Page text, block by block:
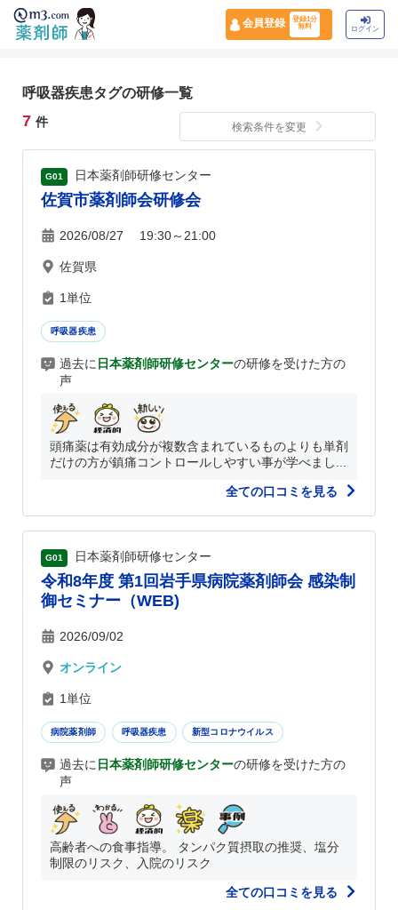
会員登録
登録1分
無料
ログイン
呼吸器疾患タグの研修一覧
7 件 検索条件を変更
G01 日本薬剤師研修センター
佐賀市薬剤師会研修会
2026/08/27 19:30～21:00
佐賀県
1単位
呼吸器疾患
過去に 日本薬剤師研修センターの研修を受けた方の
声
頭痛薬は有効成分が複数含まれているものよりも単剤
だけの方が鎮痛コントロールしやすい事が学べまし...
全ての口コミを見る
G01 日本薬剤師研修センター
令和8年度 第1回岩手県病院薬剤師会 感染制
御セミナー（WEB)
2026/09/02
オンライン
1単位
病院薬剤師 呼吸器疾患 新型コロナウイルス
過去に 日本薬剤師研修センターの研修を受けた方の
声
高齢者への食事指導。 タンパク質摂取の推奨、塩分
制限のリスク、入院のリスク
全ての口コミを見る